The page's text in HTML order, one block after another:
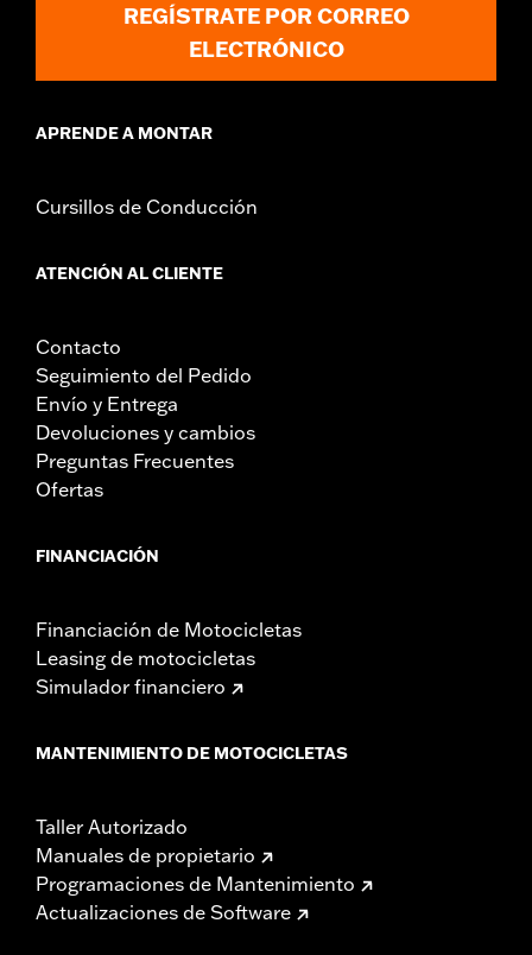
REGÍSTRATE POR CORREO
ELECTRÓNICO
APRENDE A MONTAR
Cursillos de Conducción
ATENCIÓN AL CLIENTE
Contacto
Seguimiento del Pedido
Envío y Entrega
Devoluciones y cambios
Preguntas Frecuentes
Ofertas
FINANCIACIÓN
Financiación de Motocicletas
Leasing de motocicletas
Simulador financiero
MANTENIMIENTO DE MOTOCICLETAS
Taller Autorizado
Manuales de propietario
Programaciones de Mantenimiento
Actualizaciones de Software